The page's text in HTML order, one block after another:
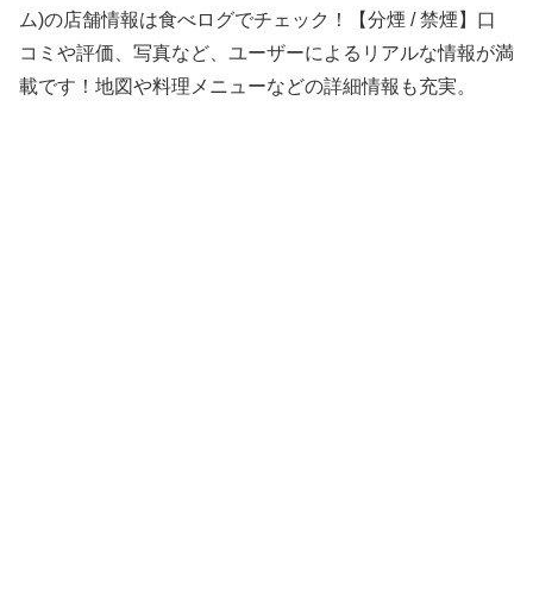
ム)の店舗情報は食べログでチェック！【分煙 / 禁煙】口
コミや評価、写真など、ユーザーによるリアルな情報が満
載です！地図や料理メニューなどの詳細情報も充実。